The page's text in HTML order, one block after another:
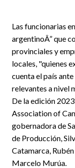
Las funcionarias
argentinoÂ” que
provinciales y
locales, "quienes
cuenta el país
relevantes a nivel
De la edición
Association of
gobernadora de
de Producción,
Catamarca,
Marcelo Murúa.